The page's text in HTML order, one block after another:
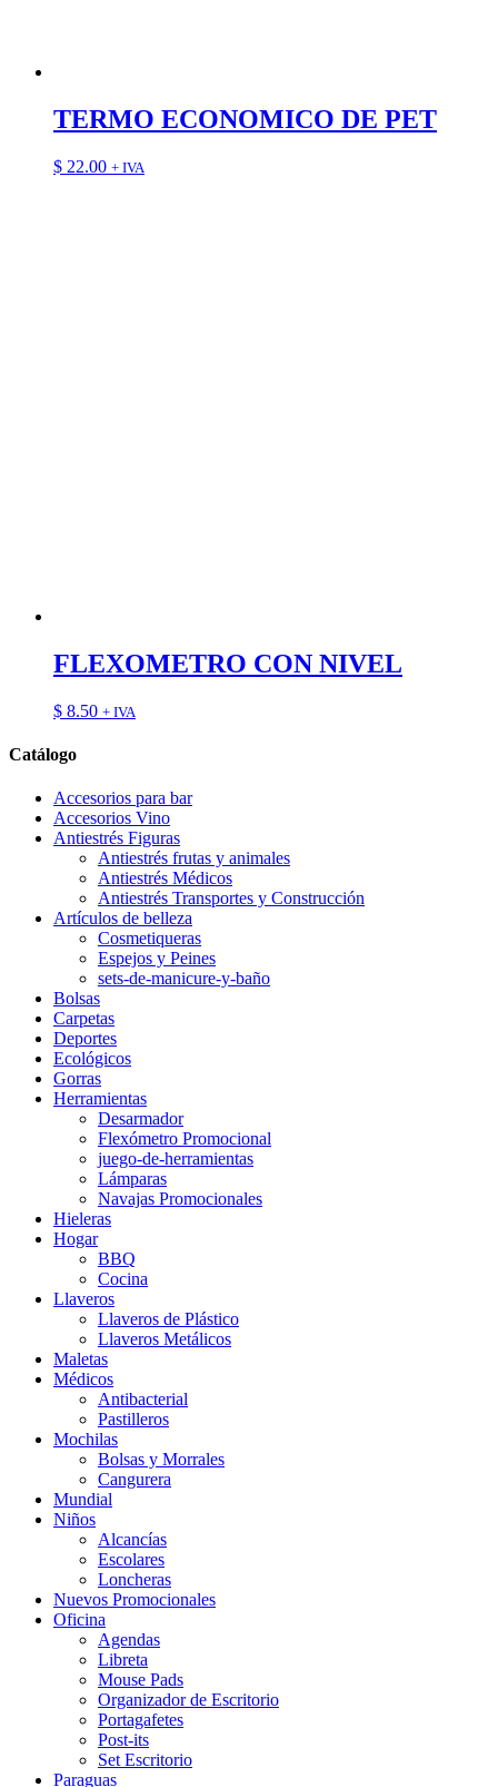
TERMO ECONOMICO DE PET
$ 22.00 + IVA
FLEXOMETRO CON NIVEL
$ 8.50 + IVA
Catálogo
Accesorios para bar
Accesorios Vino
Antiestrés Figuras
Antiestrés frutas y animales
Antiestrés Médicos
Antiestrés Transportes y Construcción
Artículos de belleza
Cosmetiqueras
Espejos y Peines
sets-de-manicure-y-baño
Bolsas
Carpetas
Deportes
Ecológicos
Gorras
Herramientas
Desarmador
Flexómetro Promocional
juego-de-herramientas
Lámparas
Navajas Promocionales
Hieleras
Hogar
BBQ
Cocina
Llaveros
Llaveros de Plástico
Llaveros Metálicos
Maletas
Médicos
Antibacterial
Pastilleros
Mochilas
Bolsas y Morrales
Cangurera
Mundial
Niños
Alcancías
Escolares
Loncheras
Nuevos Promocionales
Oficina
Agendas
Libreta
Mouse Pads
Organizador de Escritorio
Portagafetes
Post-its
Set Escritorio
Paraguas